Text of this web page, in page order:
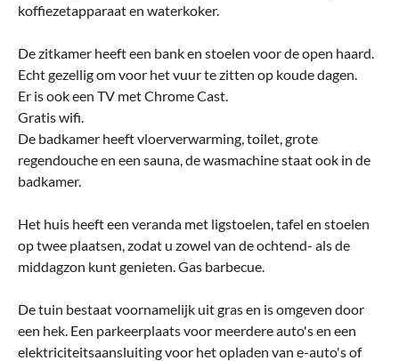
koffiezetapparaat en waterkoker.
De zitkamer heeft een bank en stoelen voor de open haard.
Echt gezellig om voor het vuur te zitten op koude dagen.
Er is ook een TV met Chrome Cast.
Gratis wifi.
De badkamer heeft vloerverwarming, toilet, grote
regendouche en een sauna, de wasmachine staat ook in de
badkamer.
Het huis heeft een veranda met ligstoelen, tafel en stoelen
op twee plaatsen, zodat u zowel van de ochtend- als de
middagzon kunt genieten. Gas barbecue.
De tuin bestaat voornamelijk uit gras en is omgeven door
een hek. Een parkeerplaats voor meerdere auto's en een
elektriciteitsaansluiting voor het opladen van e-auto's of